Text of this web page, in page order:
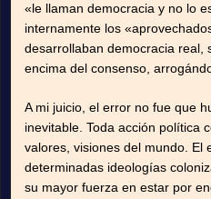
«le llaman democracia y no lo
internamente los
desarrollaban democracia real,
encima del consenso,
A mi juicio, el error no fue que
inevitable. Toda acción política
valores, visiones del mundo. El
determinadas ideologías
su mayor fuerza en estar por